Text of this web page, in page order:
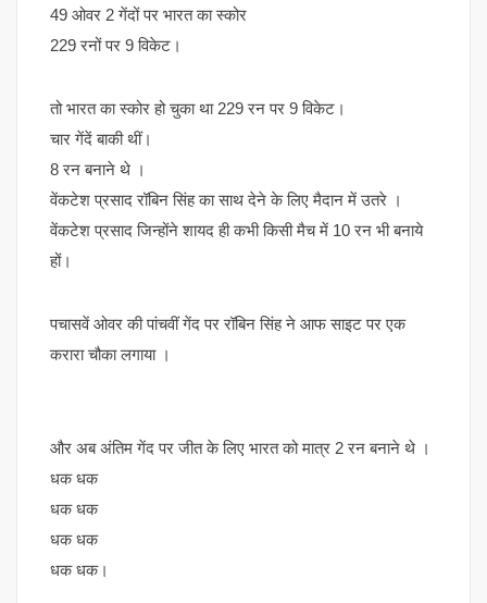
49 ओवर 2 गेंदों पर भारत का स्कोर
229 रनों पर 9 विकेट।
तो भारत का स्कोर हो चुका था 229 रन पर 9 विकेट।
चार गेंदें बाकी थीं।
8 रन बनाने थे ।
वेंकटेश प्रसाद रॉबिन सिंह का साथ देने के लिए मैदान में उतरे ।
वेंकटेश प्रसाद जिन्होंने शायद ही कभी किसी मैच में 10 रन भी बनाये
हों।
पचासवें ओवर की पांचवीं गेंद पर रॉबिन सिंह ने आफ साइट पर एक
करारा चौका लगाया ।
और अब अंतिम गेंद पर जीत के लिए भारत को मात्र 2 रन बनाने थे ।
धक धक
धक धक
धक धक
धक धक।